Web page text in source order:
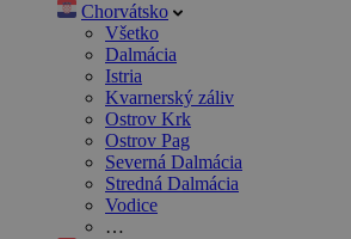
Chorvátsko
Všetko
Dalmácia
Istria
Kvarnerský záliv
Ostrov Krk
Ostrov Pag
Severná Dalmácia
Stredná Dalmácia
Vodice
…